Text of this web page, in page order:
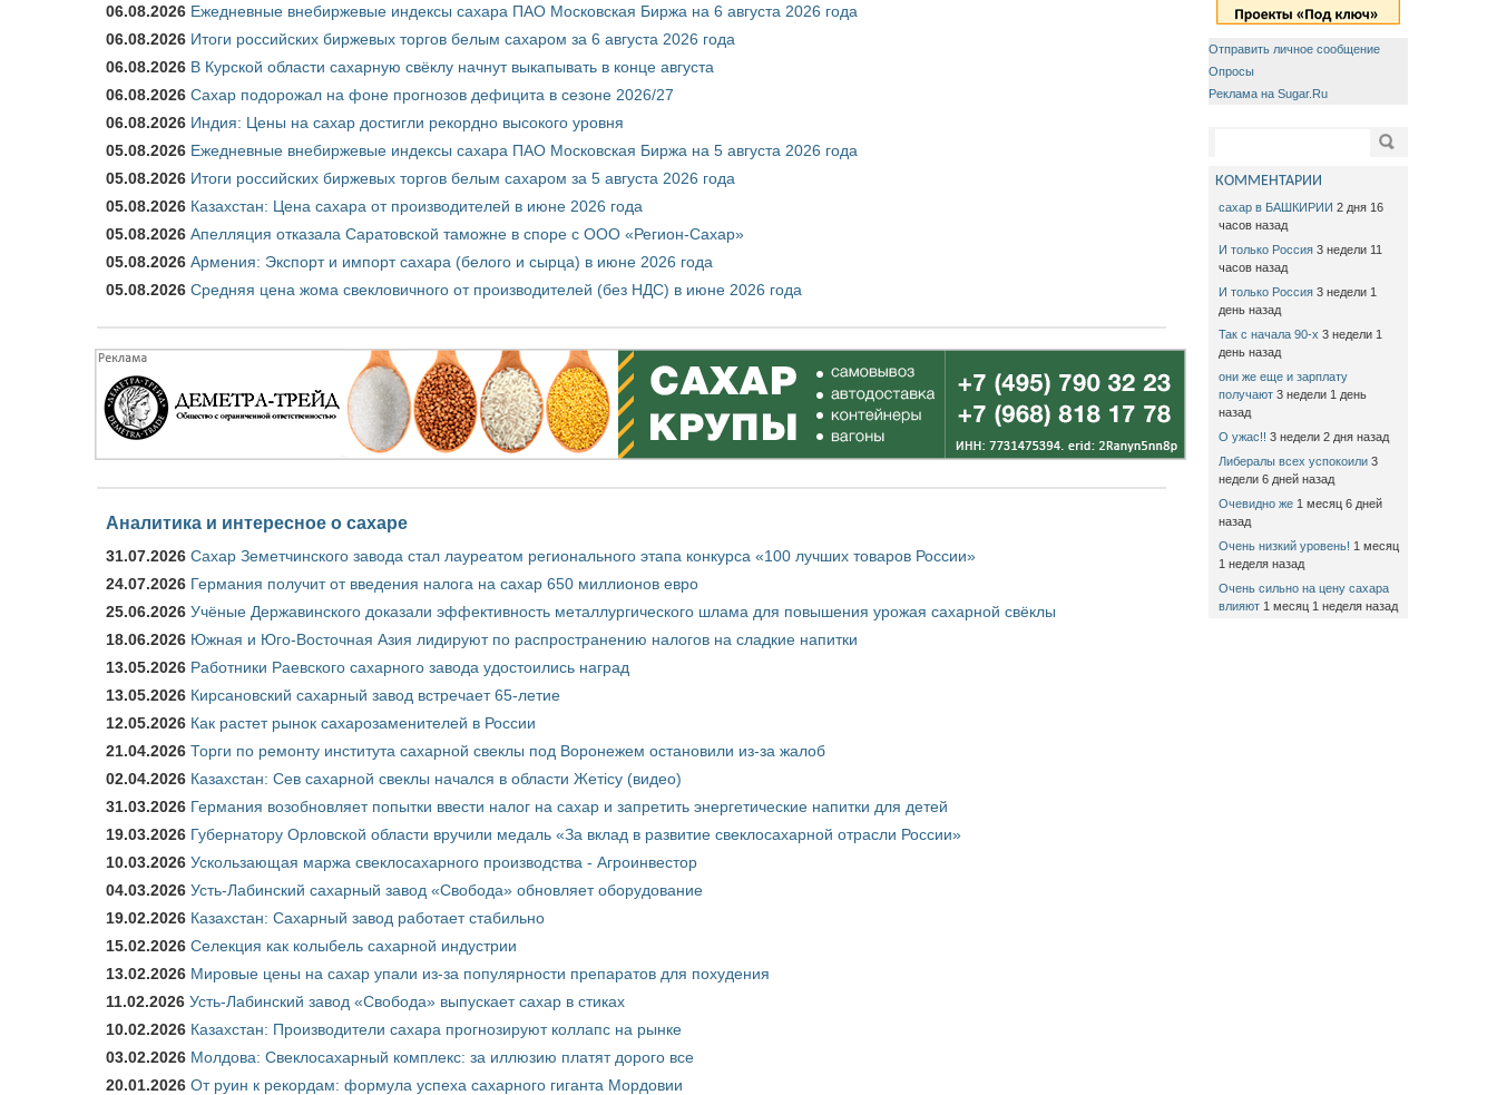
06.08.2026 Ежедневные внебиржевые индексы сахара ПАО Московская Биржа на 6 августа 2026 года
06.08.2026 Итоги российских биржевых торгов белым сахаром за 6 августа 2026 года
06.08.2026 В Курской области сахарную свёклу начнут выкапывать в конце августа
06.08.2026 Сахар подорожал на фоне прогнозов дефицита в сезоне 2026/27
06.08.2026 Индия: Цены на сахар достигли рекордно высокого уровня
05.08.2026 Ежедневные внебиржевые индексы сахара ПАО Московская Биржа на 5 августа 2026 года
05.08.2026 Итоги российских биржевых торгов белым сахаром за 5 августа 2026 года
05.08.2026 Казахстан: Цена сахара от производителей в июне 2026 года
05.08.2026 Апелляция отказала Саратовской таможне в споре с ООО «Регион-Сахар»
05.08.2026 Армения: Экспорт и импорт сахара (белого и сырца) в июне 2026 года
05.08.2026 Средняя цена жома свекловичного от производителей (без НДС) в июне 2026 года
Аналитика и интересное о сахаре
31.07.2026 Сахар Земетчинского завода стал лауреатом регионального этапа конкурса «100 лучших товаров России»
24.07.2026 Германия получит от введения налога на сахар 650 миллионов евро
25.06.2026 Учёные Державинского доказали эффективность металлургического шлама для повышения урожая сахарной свёклы
18.06.2026 Южная и Юго-Восточная Азия лидируют по распространению налогов на сладкие напитки
13.05.2026 Работники Раевского сахарного завода удостоились наград
13.05.2026 Кирсановский сахарный завод встречает 65-летие
12.05.2026 Как растет рынок сахарозаменителей в России
21.04.2026 Торги по ремонту института сахарной свеклы под Воронежем остановили из-за жалоб
02.04.2026 Казахстан: Сев сахарной свеклы начался в области Жетісу (видео)
31.03.2026 Германия возобновляет попытки ввести налог на сахар и запретить энергетические напитки для детей
19.03.2026 Губернатору Орловской области вручили медаль «За вклад в развитие свеклосахарной отрасли России»
10.03.2026 Ускользающая маржа свеклосахарного производства - Агроинвестор
04.03.2026 Усть-Лабинский сахарный завод «Свобода» обновляет оборудование
19.02.2026 Казахстан: Сахарный завод работает стабильно
15.02.2026 Селекция как колыбель сахарной индустрии
13.02.2026 Мировые цены на сахар упали из-за популярности препаратов для похудения
11.02.2026 Усть-Лабинский завод «Свобода» выпускает сахар в стиках
10.02.2026 Казахстан: Производители сахара прогнозируют коллапс на рынке
03.02.2026 Молдова: Свеклосахарный комплекс: за иллюзию платят дорого все
20.01.2026 От руин к рекордам: формула успеха сахарного гиганта Мордовии
Отправить личное сообщение
Опросы
Реклама на Sugar.Ru
Поиск
КОММЕНТАРИИ
сахар в БАШКИРИИ 2 дня 16
часов назад
И только Россия 3 недели 11
часов назад
И только Россия 3 недели 1
день назад
Так с начала 90-х 3 недели 1
день назад
они же еще и зарплату
получают 3 недели 1 день
назад
О ужас!! 3 недели 2 дня назад
Либералы всех успокоили 3
недели 6 дней назад
Очевидно же 1 месяц 6 дней
назад
Очень низкий уровень! 1 месяц
1 неделя назад
Очень сильно на цену сахара
влияют 1 месяц 1 неделя назад